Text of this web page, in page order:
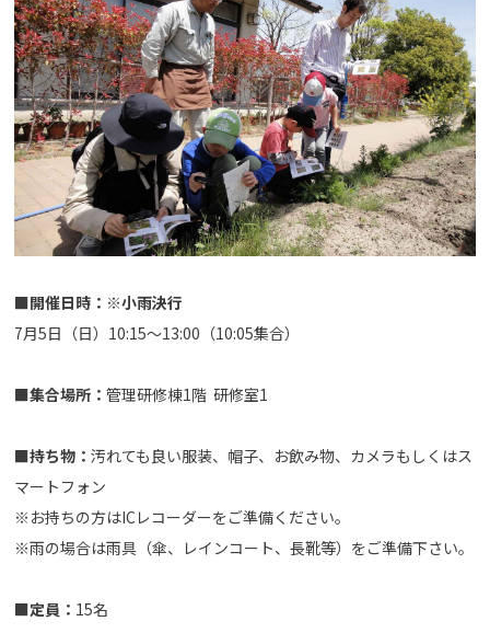
■開催日時：※小雨決行
7月5日（日）10:15～13:00（10:05集合）
■集合場所：管理研修棟1階 研修室1
■持ち物：汚れても良い服装、帽子、お飲み物、カメラもしくはス
マートフォン
※お持ちの方はICレコーダーをご準備ください。
※雨の場合は雨具（傘、レインコート、長靴等）をご準備下さい。
■定員： 15名